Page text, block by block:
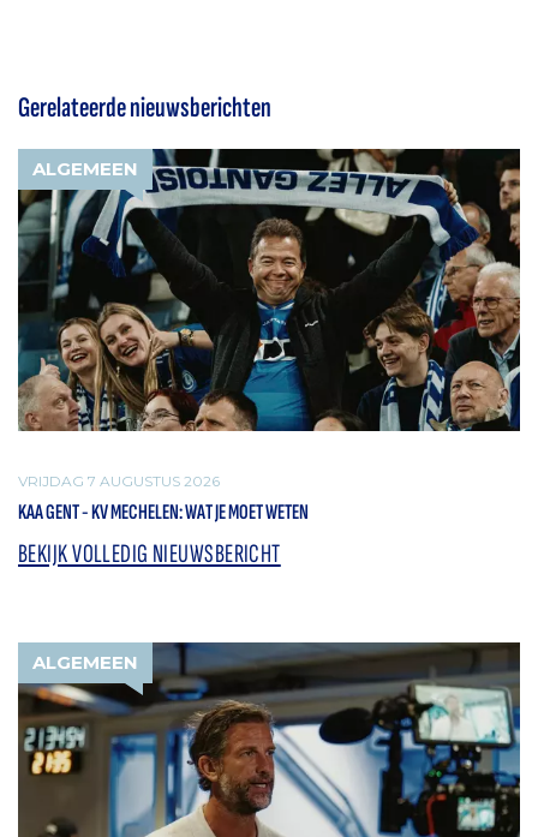
Gerelateerde nieuwsberichten
ALGEMEEN
VRIJDAG 7 AUGUSTUS 2026
KAA GENT - KV MECHELEN: WAT JE MOET WETEN
BEKIJK VOLLEDIG NIEUWSBERICHT
ALGEMEEN